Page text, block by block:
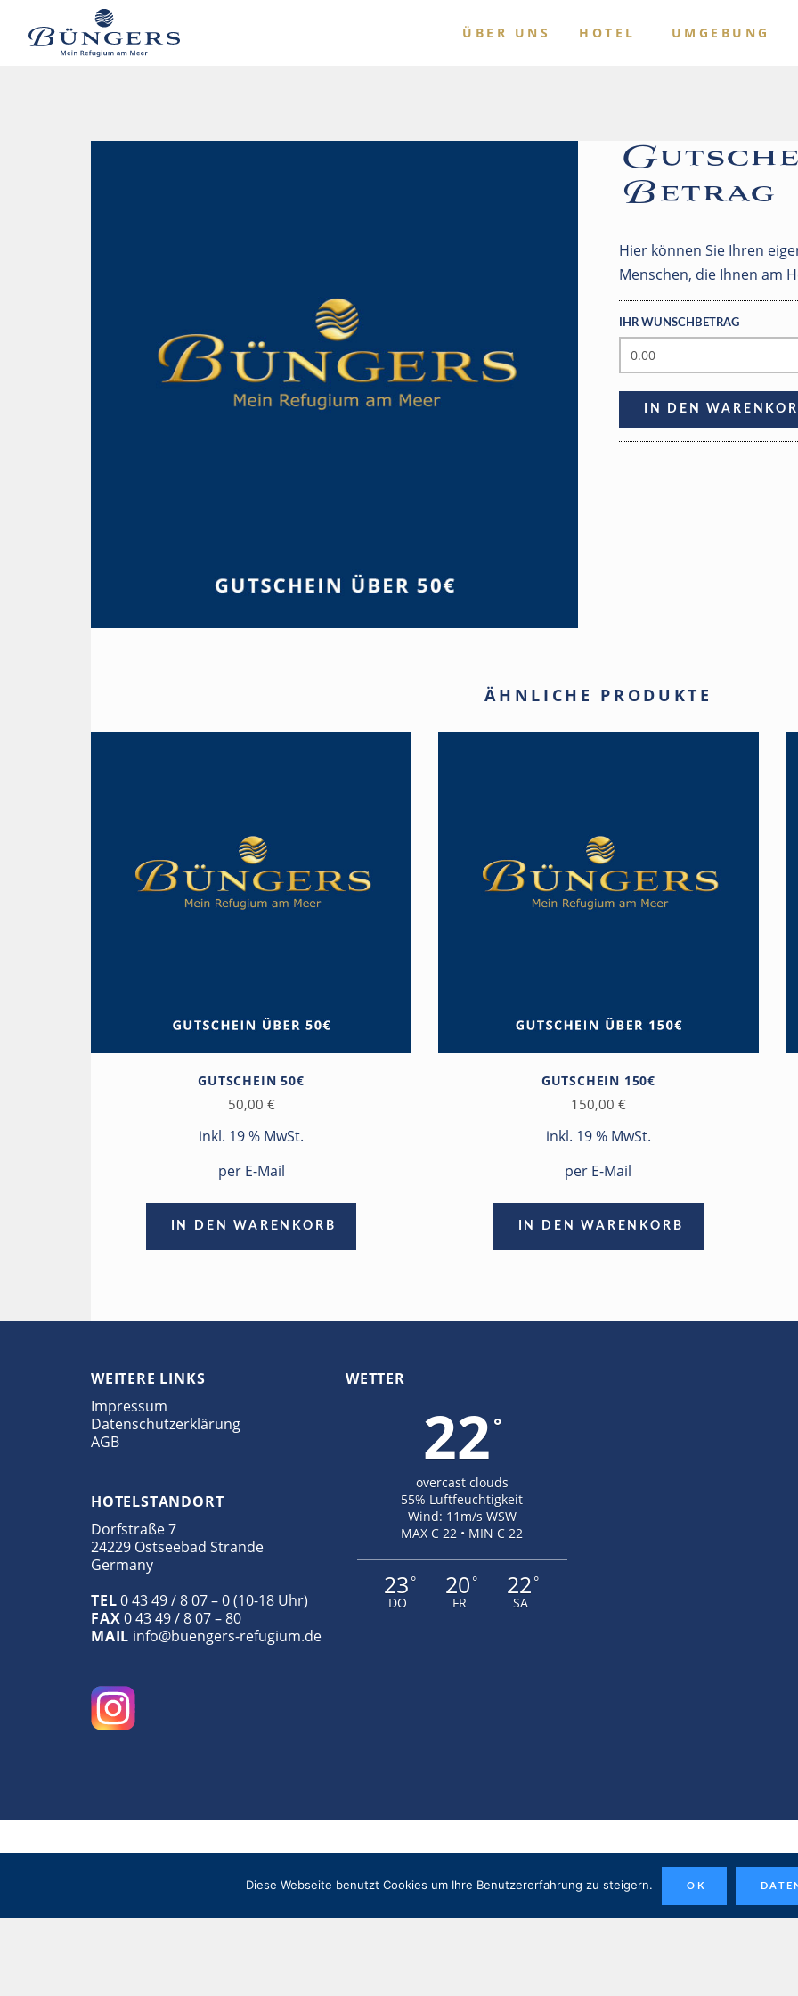
ÜBER UNS HOTEL UMGEBUNG
Betrag
Hier können Sie Ihren
Menschen, die Ihnen am
IHR WUNSCHBETRAG
EIGENER
IN DEN
ÄHNLICHE PRODUKTE
GUTSCHEIN 50€
50,00 €
inkl. 19 % MwSt.
per E-Mail
IN DEN WARENKORB
GUTSCHEIN 150€
150,00 €
inkl. 19 % MwSt.
per E-Mail
IN DEN WARENKORB
WEITERE LINKS
Impressum
Datenschutzerklärung
AGB
HOTELSTANDORT
Dorfstraße 7
24229 Ostseebad Strande
Germany
TEL0 43 49 / 8 07 – 0 (10-18 Uhr)
FAX0 43 49 / 8 07 – 80
MAIL info@buengers-refugium.de
WETTER
22 °
overcast clouds
55% Luftfeuchtigkeit
Wind: 11m/s WSW
MAX C 22 • MIN C 22
23 °
DO
20 °
FR
22 °
SA
© 2026 BÜNGERS – MEIN REFUGIUM AM MEER
Diese Webseite benutzt Cookies um Ihre Benutzererfahrung zu steigern. OK